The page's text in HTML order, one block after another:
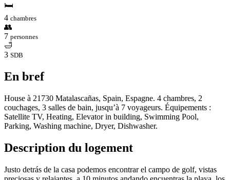
🛏
4 chambres
👥
7 personnes
🛁
3 SDB
En bref
House à 21730 Matalascañas, Spain, Espagne. 4 chambres, 2
couchages, 3 salles de bain, jusqu’à 7 voyageurs. Équipements :
Satellite TV, Heating, Elevator in building, Swimming Pool,
Parking, Washing machine, Dryer, Dishwasher.
Description du logement
Justo detrás de la casa podemos encontrar el campo de golf, vistas